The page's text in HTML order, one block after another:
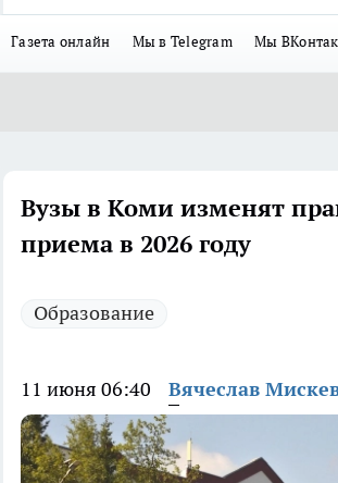
Газета онлайн Мы в Telegram Мы
Вузы в Коми изменят
приема в 2026 году
Образование
11 июня 06:40 Вячеслав